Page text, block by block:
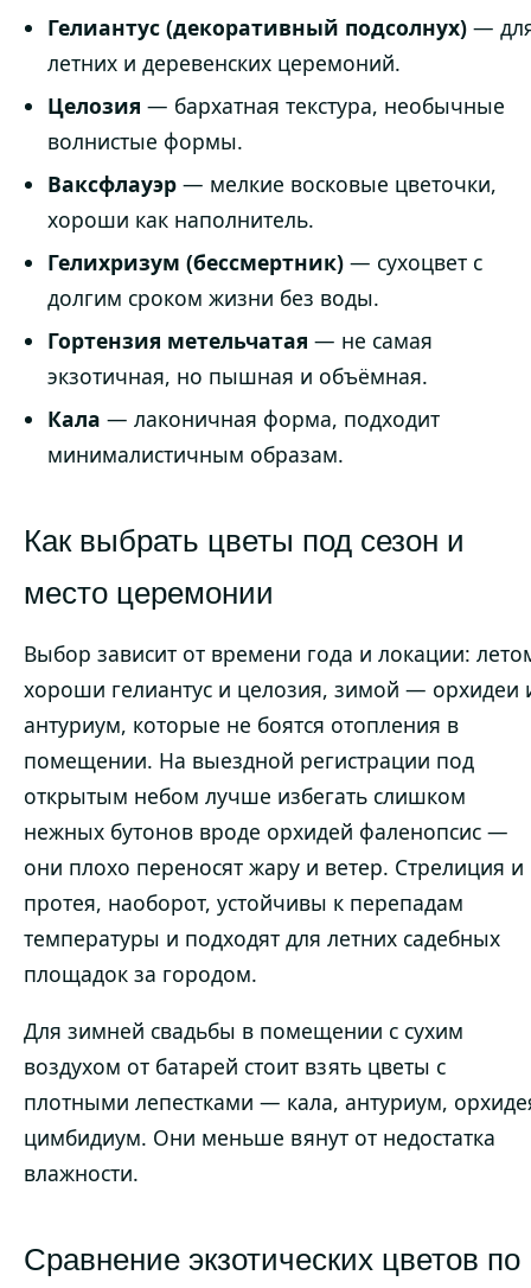
Гелиантус (декоративный подсолнух) —
летних и деревенских церемоний.
Целозия — бархатная текстура, необычные
волнистые формы.
Ваксфлауэр — мелкие восковые цветочки,
хороши как наполнитель.
Гелихризум (бессмертник) — сухоцвет с
долгим сроком жизни без воды.
Гортензия метельчатая — не самая
экзотичная, но пышная и объёмная.
Кала — лаконичная форма, подходит
минималистичным образам.
Как выбрать цветы под сезон и
место церемонии
Выбор зависит от времени года и локации:
хороши гелиантус и целозия, зимой — орхидеи
антуриум, которые не боятся отопления в
помещении. На выездной регистрации под
открытым небом лучше избегать слишком
нежных бутонов вроде орхидей фаленопсис —
они плохо переносят жару и ветер. Стрелиция и
протея, наоборот, устойчивы к перепадам
температуры и подходят для летних садебных
площадок за городом.
Для зимней свадьбы в помещении с сухим
воздухом от батарей стоит взять цветы с
плотными лепестками — кала, антуриум,
цимбидиум. Они меньше вянут от недостатка
влажности.
Сравнение экзотических цветов по